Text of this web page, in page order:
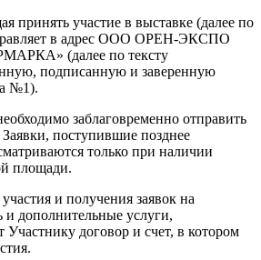
принять участие в выставке (далее по
в адрес ООО ОРЕН-ЭКСПО
(далее по тексту
подписанную и заверенную
№1).
заблаговременно отправить
поступившие позднее
только при наличии
площади.
и получения заявок на
дополнительные услуги,
Участнику договор и счет, в котором